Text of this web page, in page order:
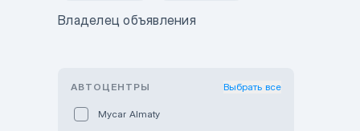
Владелец объявления
АВТОЦЕНТРЫ Выбрать все
Mycar Almaty